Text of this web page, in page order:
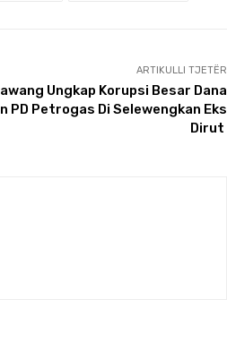
ARTIKULLI TJETËR
Ungkap Korupsi Besar Dana
PD Petrogas Di Selewengkan Eks
Dirut